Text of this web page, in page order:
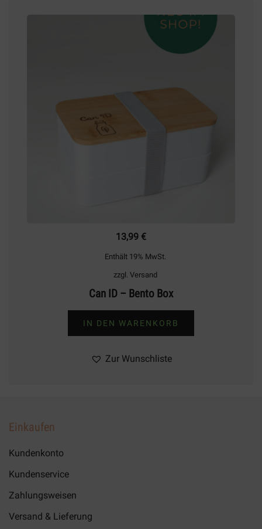
13,99 €
Enthält 19% MwSt.
zzgl. Versand
Can ID – Bento Box
IN DEN WARENKORB
Zur Wunschliste
Einkaufen
Kundenkonto
Kundenservice
Zahlungsweisen
Versand & Lieferung